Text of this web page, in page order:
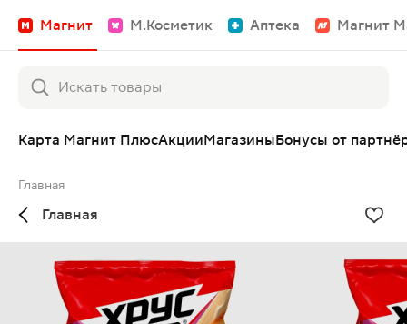
Магнит М.Косметик Аптека Магнит
Карта Магнит ПлюсАкцииМагазиныБонусы от
Главная
Главная